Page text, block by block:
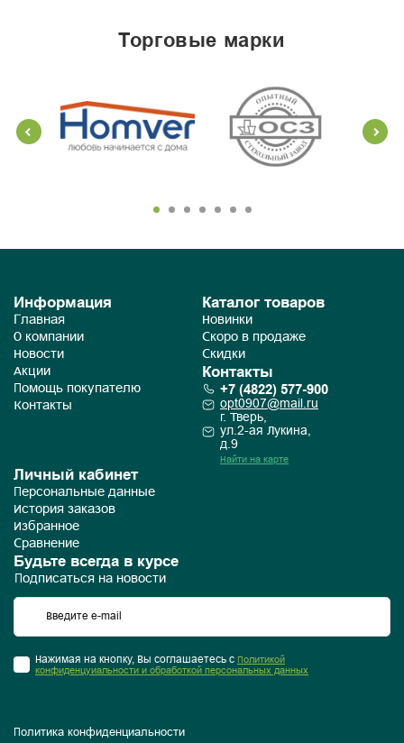
торговые марки
Информация
Главная
О компании
Новости
Акции
Помощь покупателю
Контакты
Каталог товаров
Новинки
Скоро в продаже
Скидки
Контакты
+7 (4822) 577-900
opt0907@mail.ru
г. Тверь,
ул.2-ая Лукина,
д.9
Найти на карте
Личный кабинет
Персональные данные
История заказов
Избранное
Сравнение
Будьте всегда в курсе
Подписаться на новости
Нажимая на кнопку, Вы соглашаетесь с Политикой
конфиденцуиальности и обработкой персональных данных
Политика конфиденциальности